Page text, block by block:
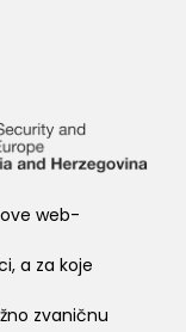
ove web-
a za koje
zvaničnu